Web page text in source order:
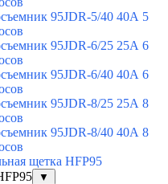
95JDR-5/40 40А 5
95JDR-6/25 25А 6
95JDR-6/40 40А 6
95JDR-8/25 25А 8
95JDR-8/40 40А 8
щетка HFP95
▼